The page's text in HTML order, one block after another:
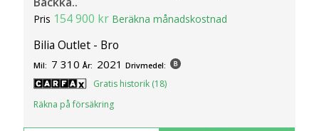
Pris 154 900 kr Beräkna månadskostnad
Bilia Outlet - Bro
Mil: 7 310 År: 2021 Drivmedel:
Gratis historik (18)
Räkna på försäkring